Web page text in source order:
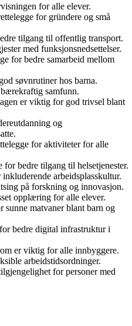
for alle elever.
for gründere og små
tilgang til offentlig transport.
med funksjonsnedsettelser.
for bedre samarbeid mellom
søvnrutiner hos barna.
samfunn.
er viktig for god trivsel blant
og
for aktiviteter for alle
bedre tilgang til helsetjenester.
arbeidsplasskultur.
på forskning og innovasjon.
opplæring for alle elever.
matvaner blant barn og
bedre digital infrastruktur i
er viktig for alle innbyggere.
arbeidstidsordninger.
for personer med